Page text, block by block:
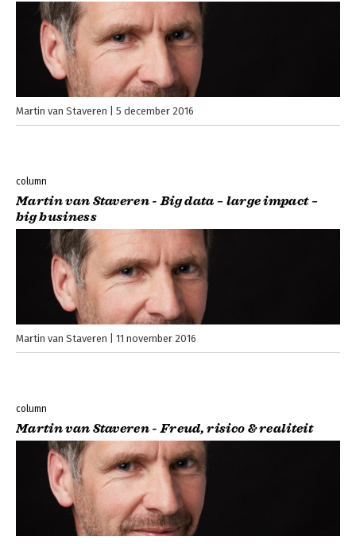
Martin van Staveren 5 december 2016
column
Martin van Staveren - Big data – large impact –
big business
Martin van Staveren 11 november 2016
column
Martin van Staveren - Freud, risico & realiteit